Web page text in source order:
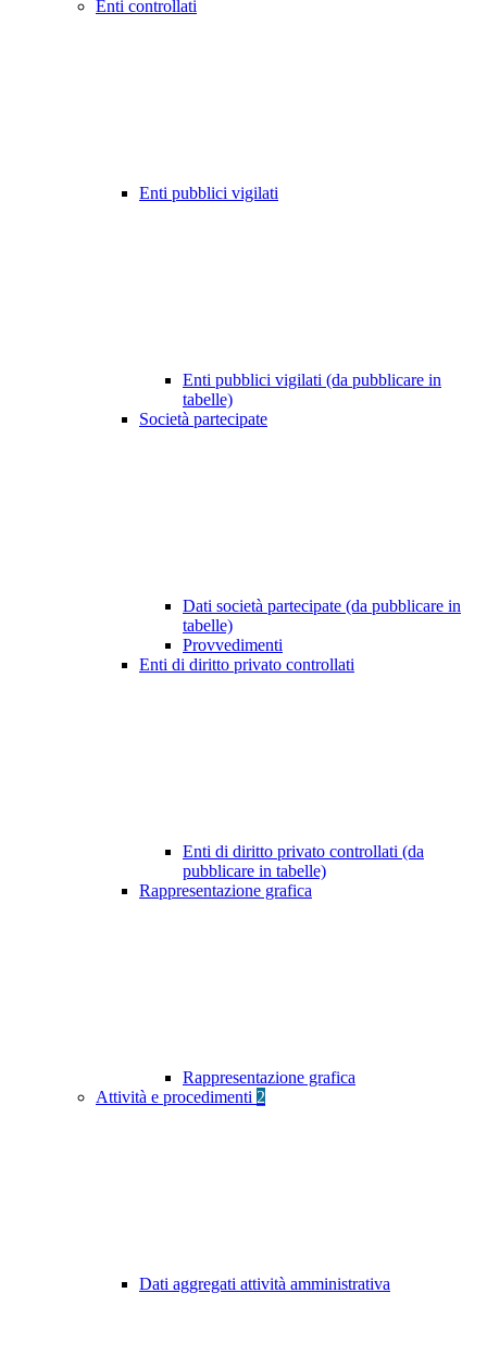
Enti controllati
Enti pubblici vigilati
Enti pubblici vigilati (da pubblicare in
tabelle)
Società partecipate
Dati società partecipate (da pubblicare in
tabelle)
Provvedimenti
Enti di diritto privato controllati
Enti di diritto privato controllati (da
pubblicare in tabelle)
Rappresentazione grafica
Rappresentazione grafica
Attività e procedimenti 2
Dati aggregati attività amministrativa